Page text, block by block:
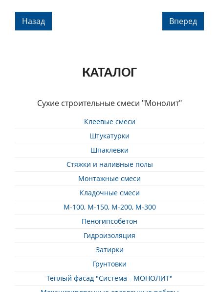
Назад Вперед
КАТАЛОГ
Сухие строительные смеси "Монолит"
Клеевые смеси
Штукатурки
Шпаклевки
Стяжки и наливные полы
Монтажные смеси
Кладочные смеси
М-100, М-150, М-200, М-300
Пеногипсобетон
Гидроизоляция
Затирки
Грунтовки
Теплый фасад "Система - МОНОЛИТ"